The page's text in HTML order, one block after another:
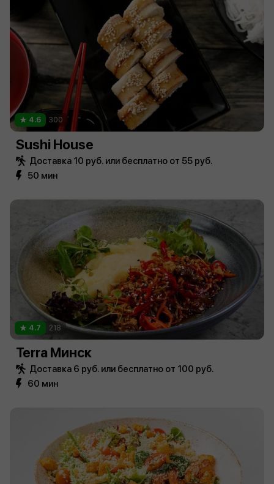
4.6 300
Sushi House
Доставка 10 руб. или бесплатно от 55 руб.
50 мин
4.7 218
Terra Минск
Доставка 6 руб. или бесплатно от 100 руб.
60 мин